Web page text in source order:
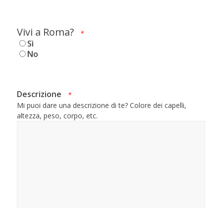
Vivi a Roma? *
Sì
No
Descrizione *
Mi puoi dare una descrizione di te? Colore dei capelli,
altezza, peso, corpo, etc.